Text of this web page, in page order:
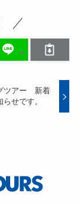
ツアー 新着
せです。